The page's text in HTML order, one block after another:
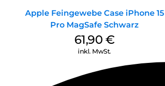
Apple Feingewebe Case iPhone 15
Pro MagSafe Schwarz
61,90 €
inkl. MwSt.